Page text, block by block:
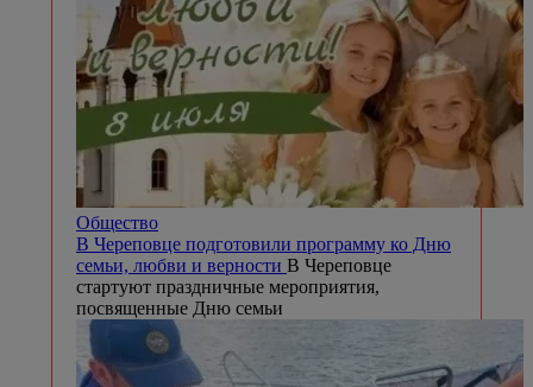
Общество
В Череповце подготовили программу ко Дню
семьи, любви и верности В Череповце
стартуют праздничные мероприятия,
посвященные Дню семьи